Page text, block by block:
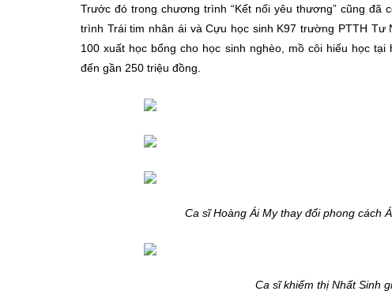
Trước đó trong chương trình “Kết nối yêu thương” cũng
trình Trái tim nhân ái và Cựu học sinh K97 trường PTTH
100 xuất học bổng cho học sinh nghèo, mồ côi hiếu học
đến gần 250 triệu đồng.
Ca sĩ Hoàng Ái My thay đổi phong cách
Ca sĩ khiếm thị Nhất Sinh